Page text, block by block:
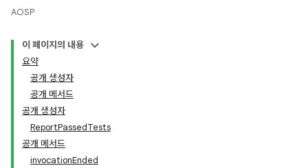
AOSP
이 페이지의 내용
요약
공개 생성자
공개 메서드
공개 생성자
ReportPassedTests
공개 메서드
invocationEnded